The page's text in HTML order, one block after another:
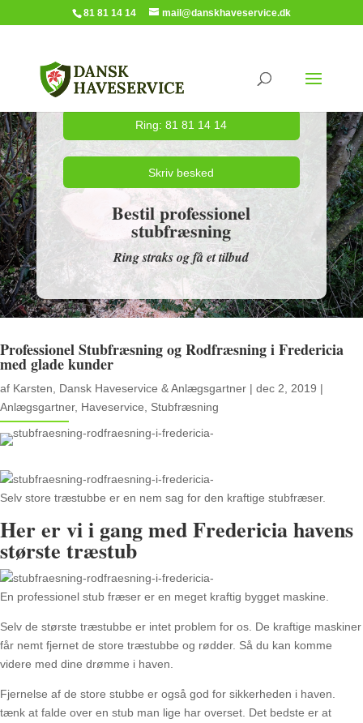
81 81 14 14 mail@danskhaveservice.dk
Ring: 81 81 14 14
Skriv besked
Bestil professionel
stubfræsning
Ring straks og få et tilbud
Professionel Stubfræsning og Rodfræsning i Fredericia
med glade kunder
af Karsten, Dansk Haveservice & Anlægsgartner | dec 2, 2019 |
Anlægsgartner, Haveservice Stubfræsning
Selv store træstubbe er en nem sag for den kraftige stubfræser.
Her er vi i gang med Fredericia havens
største træstub
En professionel stub fræser er en meget kraftig bygget maskine.
Selv de største træstubbe er intet problem for os. De kraftige maskiner
får nemt fjernet de store træstubbe og rødder. Så du kan komme
videre med dine drømme i haven.
Fjernelse af de store stubbe er også god for sikkerheden i haven.
tænk at falde over en stub man lige har overset. Det bedste er at